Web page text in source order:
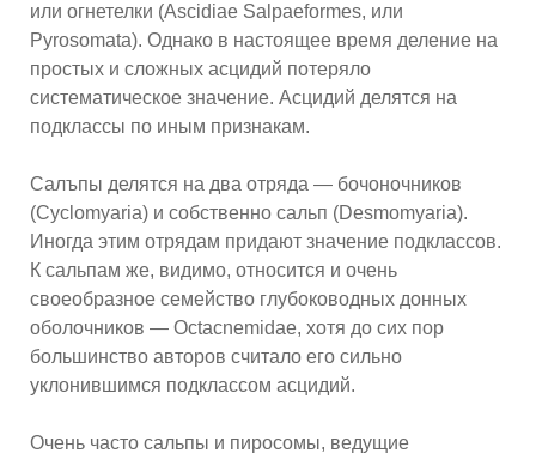
или огнетелки (Ascidiae Salpaeformes, или
Pyrosomata). Однако в настоящее время деление на
простых и сложных асцидий потеряло
систематическое значение. Асцидий делятся на
подклассы по иным признакам.
Салъпы делятся на два отряда — бочоночников
(Cyclomyaria) и собственно сальп (Desmomyaria).
Иногда этим отрядам придают значение подклассов.
К сальпам же, видимо, относится и очень
своеобразное семейство глубоководных донных
оболочников — Octacnemidae, хотя до сих пор
большинство авторов считало его сильно
уклонившимся подклассом асцидий.
Очень часто сальпы и пиросомы, ведущие